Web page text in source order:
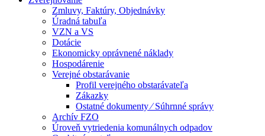
Zmluvy, Faktúry, Objednávky
Úradná tabuľa
VZN a VS
Dotácie
Ekonomicky oprávnené náklady
Hospodárenie
Verejné obstarávanie
Profil verejného obstarávateľa
Zákazky
Ostatné dokumenty ⁄ Súhrnné správy
Archív FZO
Úroveň vytriedenia komunálnych odpadov